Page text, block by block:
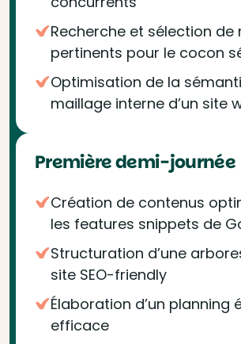
Recherche et sélection
pertinents pour le cocon
Optimisation de la
maillage interne d’un site
Première demi-journée
Création de contenus
les features snippets de
Structuration d’une
site SEO-friendly
Élaboration d’un planning
efficace